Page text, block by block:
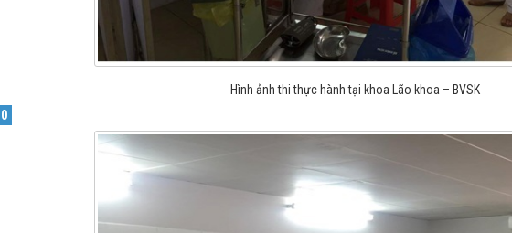
Hình ảnh thi thực hành tại khoa Lão khoa – BVSK
0